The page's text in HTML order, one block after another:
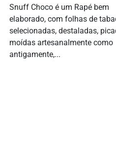
Snuff Choco é um Rapé bem
elaborado, com folhas de
selecionadas, destaladas,
moídas artesanalmente como
antigamente,...